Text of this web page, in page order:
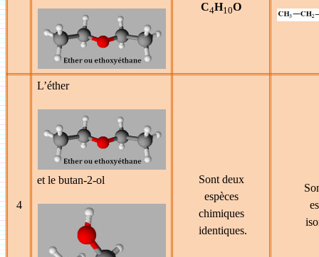
C4H10O
4
L’éther
et le butan-2-ol
Sont deux
espèces
chimiques
identiques.